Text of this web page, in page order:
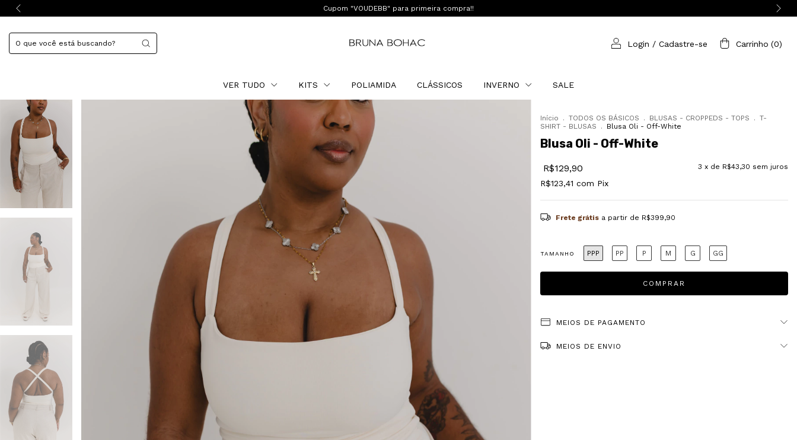
Cupom "VOUDEBB" para primeira compra!!
Login / Cadastre-se Carrinho (0)
VER TUDO KITS POLIAMIDA CLÁSSICOS INVERNO SALE
Início . TODOS OS BÁSICOS . BLUSAS - CROPPEDS - TOPS . T-
SHIRT - BLUSAS
. Blusa Oli - Off-White
Blusa Oli - Off-White
R$129,90 3 x de R$43,30 sem juros
R$123,41 com Pix
Frete grátis a partir de R$399,90
TAMANHO PPP PP P M G GG
MEIOS DE PAGAMENTO
MEIOS DE ENVIO